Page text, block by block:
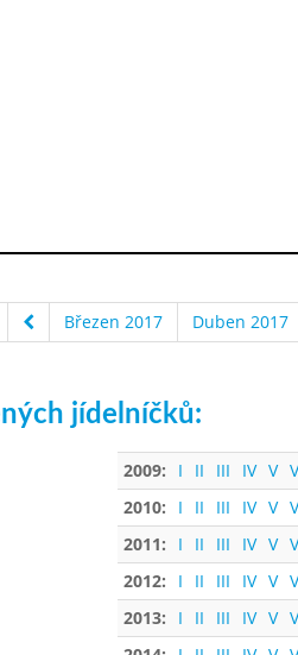
Březen 2017 Duben 2017
jídelníčků:
2009: I II III IV V
2010:
I II III IV V
2011:
I II III IV V
2012:
I II III IV V
2013:
I II III IV V